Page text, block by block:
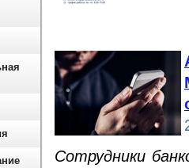
Сотрудники